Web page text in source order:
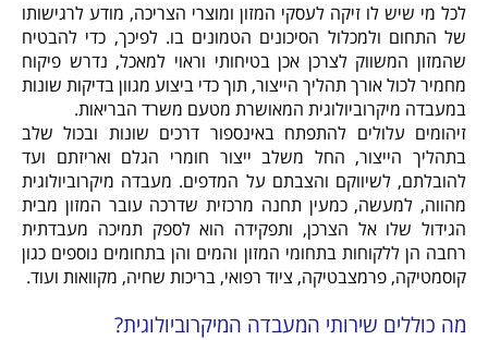
לכל מי שיש לו זיקה לעסקי המזון ומוצרי הצריכה, מודע לרגישותו
של התחום ולמכלול הסיכונים הטמונים בו. לפיכך, כדי להבטיח
שהמזון המשווק לצרכן אכן בטיחותי וראוי למאכל, נדרש פיקוח
מחמיר לכול אורך תהליך הייצור, תוך כדי ביצוע מגוון בדיקות שונות
במעבדה מיקרוביולוגית המאושרת מטעם משרד הבריאות.
זיהומים עלולים להתפתח באינספור דרכים שונות ובכול שלב
בתהליך הייצור, החל משלב ייצור חומרי הגלם ואריזתם ועד
להובלתם, לשיווקם והצבתם על המדפים. מעבדה מיקרוביולוגית
מהווה, למעשה, כמעין תחנה מרכזית שדרכה עובר המזון מבית
הגידול שלו אל הצרכן, ותפקידה הוא לספק תמיכה מעבדתית
רחבה הן ללקוחות בתחומי המזון והמים והן בתחומים נוספים כגון
קוסמטיקה, פרמצבטיקה, ציוד רפואי, בריכות שחיה, מקוואות ועוד.
מה כוללים שירותי המעבדה המיקרוביולוגית?